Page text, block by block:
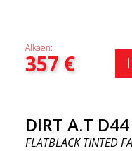
Alkaen:
357€
DIRT A.T D44
FLATBLACK TINTED